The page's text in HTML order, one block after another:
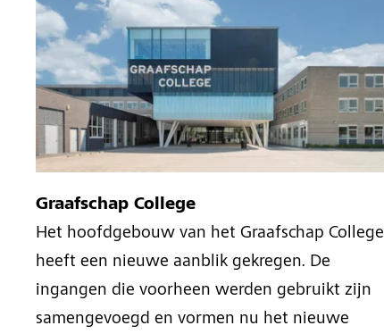
Graafschap College
Het hoofdgebouw van het Graafschap College
heeft een nieuwe aanblik gekregen. De
ingangen die voorheen werden gebruikt zijn
samengevoegd en vormen nu het nieuwe